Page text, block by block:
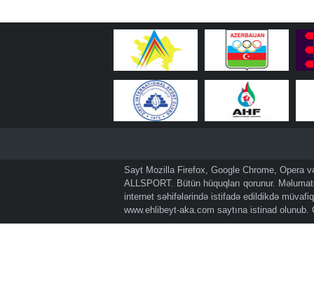
Sayt Mozilla Firefox, Google Chrome, Opera
ALLSPORT. Bütün hüquqları qorunur.
internet səhifələrində istifadə edildikdə
www.ehlibeyt-aka.com saytına istinad olunub.